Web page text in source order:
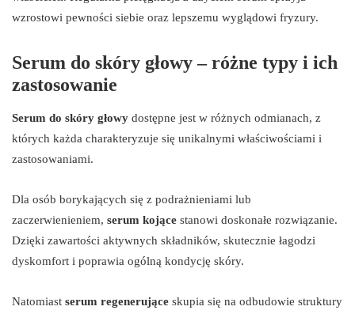
wzrostowi pewności siebie oraz lepszemu wyglądowi fryzury.
Serum do skóry głowy – różne typy i ich
zastosowanie
Serum do skóry głowy dostępne jest w różnych odmianach, z
których każda charakteryzuje się unikalnymi właściwościami i
zastosowaniami.
Dla osób borykających się z podrażnieniami lub
zaczerwienieniem, serum kojące stanowi doskonałe rozwiązanie.
Dzięki zawartości aktywnych składników, skutecznie łagodzi
dyskomfort i poprawia ogólną kondycję skóry.
Natomiast serum regenerujące skupia się na odbudowie struktury